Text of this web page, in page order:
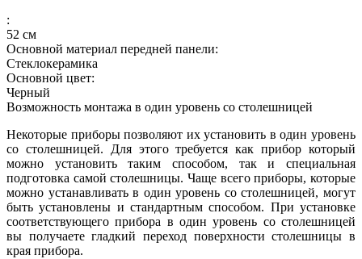
:
52 см
Основной материал передней панели:
Стеклокерамика
Основной цвет:
Черный
Возможность монтажа в один уровень со столешницей
Некоторые приборы позволяют их установить в один уровень
со столешницей. Для этого требуется как прибор который
можно установить таким способом, так и специальная
подготовка самой столешницы. Чаще всего приборы, которые
можно устанавливать в один уровень со столешницей, могут
быть установлены и стандартным способом. При установке
соответствующего прибора в один уровень со столешницей
вы получаете гладкий переход поверхности столешницы в
края прибора.